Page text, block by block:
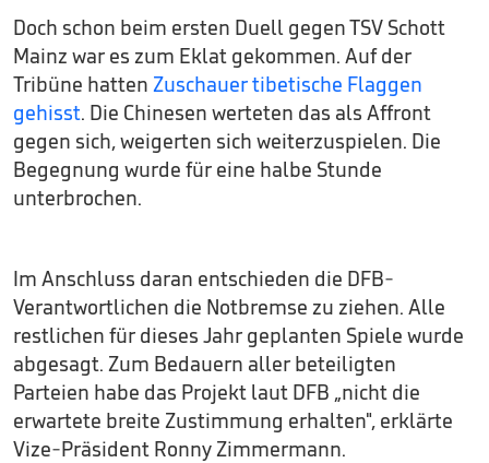
Doch schon beim ersten Duell gegen TSV Schott
Mainz war es zum Eklat gekommen. Auf der
Tribüne hatten Zuschauer tibetische Flaggen
gehisst. Die Chinesen werteten das als Affront
gegen sich, weigerten sich weiterzuspielen. Die
Begegnung wurde für eine halbe Stunde
unterbrochen.
Im Anschluss daran entschieden die DFB-
Verantwortlichen die Notbremse zu ziehen. Alle
restlichen für dieses Jahr geplanten Spiele wurde
abgesagt. Zum Bedauern aller beteiligten
Parteien habe das Projekt laut DFB „nicht die
erwartete breite Zustimmung erhalten", erklärte
Vize-Präsident Ronny Zimmermann.